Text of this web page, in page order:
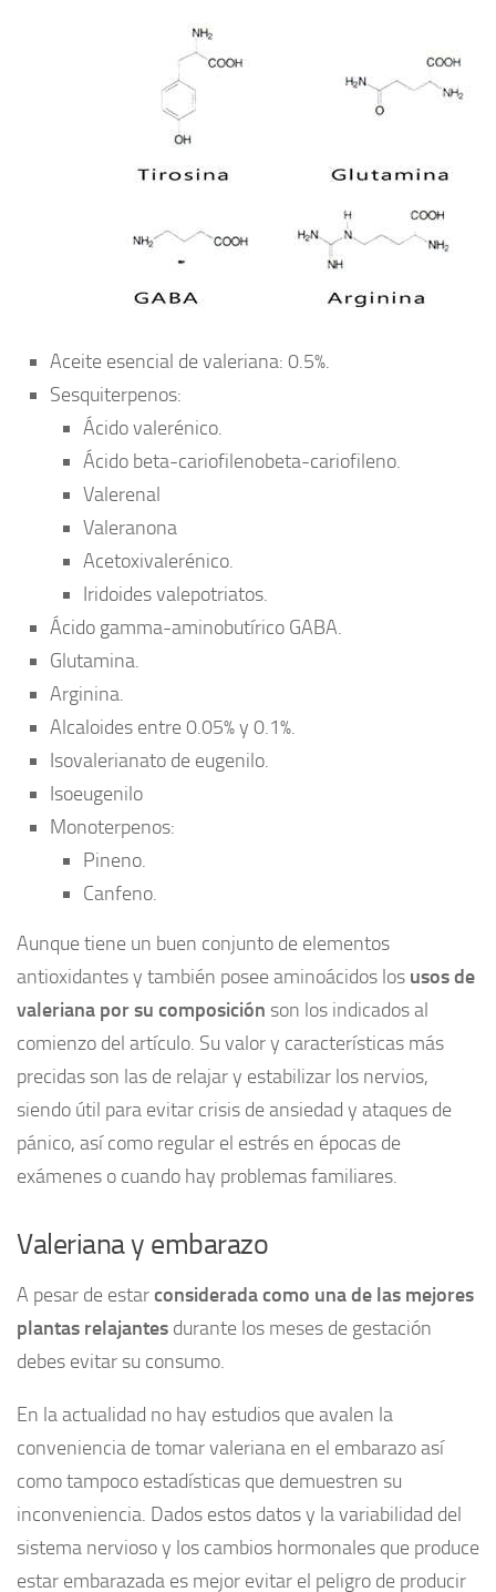
Aceite esencial de valeriana: 0.5%.
Sesquiterpenos:
Ácido valerénico.
Ácido beta-cariofilenobeta-cariofileno.
Valerenal
Valeranona
Acetoxivalerénico.
Iridoides valepotriatos.
Ácido gamma-aminobutírico GABA.
Glutamina.
Arginina.
Alcaloides entre 0.05% y 0.1%.
Isovalerianato de eugenilo.
Isoeugenilo
Monoterpenos:
Pineno.
Canfeno.
Aunque tiene un buen conjunto de elementos
antioxidantes y también posee aminoácidos los usos de
valeriana por su composición son los indicados al
comienzo del artículo. Su valor y características más
precidas son las de relajar y estabilizar los nervios,
siendo útil para evitar crisis de ansiedad y ataques de
pánico, así como regular el estrés en épocas de
exámenes o cuando hay problemas familiares.
Valeriana y embarazo
A pesar de estarconsiderada como una de las mejores
plantas relajantes durante los meses de gestación
debes evitar su consumo.
En la actualidad no hay estudios que avalen la
conveniencia de tomar valeriana en el embarazo así
como tampoco estadísticas que demuestren su
inconveniencia. Dados estos datos y la variabilidad del
sistema nervioso y los cambios hormonales que produce
estar embarazada es mejor evitar el peligro de producir